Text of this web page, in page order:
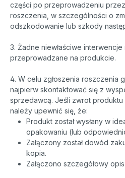
części po przeprowadzeniu
roszczenia, w szczególności o
odszkodowanie lub szkody
3. Żadne niewłaściwe
przeprowadzane na produkcie.
4. W celu zgłoszenia roszczenia
najpierw skontaktować się z
sprzedawcą. Jeśli zwrot produktu
należy upewnić się, że:
Produkt został wysłany w
opakowaniu (lub
Załączony został dowód
kopia.
Załączono szczegółowy